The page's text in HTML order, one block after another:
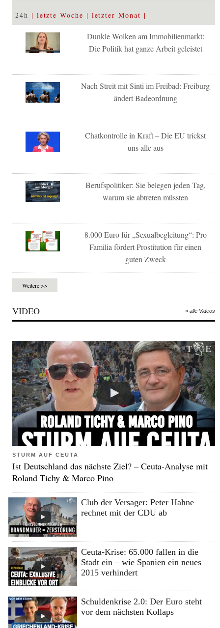
24h letzte Woche letzter Monat
Dunkle Wolken am Immobilienmarkt:
Die Politik hat ganze Arbeit geleistet
Nach Streit mit Sinti im Freibad: Freiburg
ändert Badeordnung
Chatkontrolle in Kraft – Die EU trickst
uns alle aus
Berufspolitiker: Sie belegen jeden Tag,
warum sie abtreten müssten
8.000 Euro für „Sexualbegleitung“: Pro
Familia fördert Prostitution für einen
guten Zweck
Weitere >>
VIDEO » alle Videos
STURM AUF CEUTA
Ist Deutschland das nächste Ziel? – Ceuta-Analyse mit
Roland Tichy & Marco Pino
Club der Versager: Peter Hahne
rechnet mit der CDU ab
Ceuta-Krise: 65.000 fallen in die
Stadt ein – wie Spanien ein neues
2015 verhindert
Schuldenkrise 2.0: Der Euro steht
vor dem nächsten Kollaps